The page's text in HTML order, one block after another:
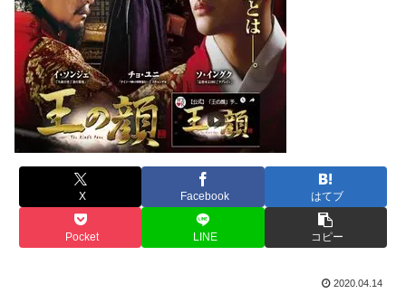
X Facebook はてブ
Pocket LINE コピー
2020.04.14